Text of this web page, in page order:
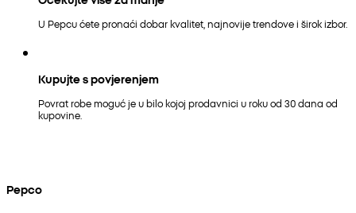
U Pepcu ćete pronaći dobar kvalitet, najnovije trendove i širok izbor.
Kupujte s povjerenjem
Povrat robe moguć je u bilo kojoj prodavnici u roku od 30 dana od
kupovine.
Pepco